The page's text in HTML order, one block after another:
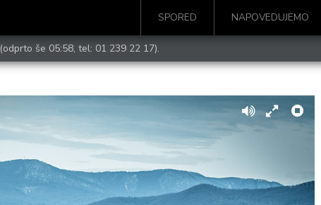
SPORED NAPOVEDUJEMO
(odprto še 05:58, tel: 01 239 22 17).